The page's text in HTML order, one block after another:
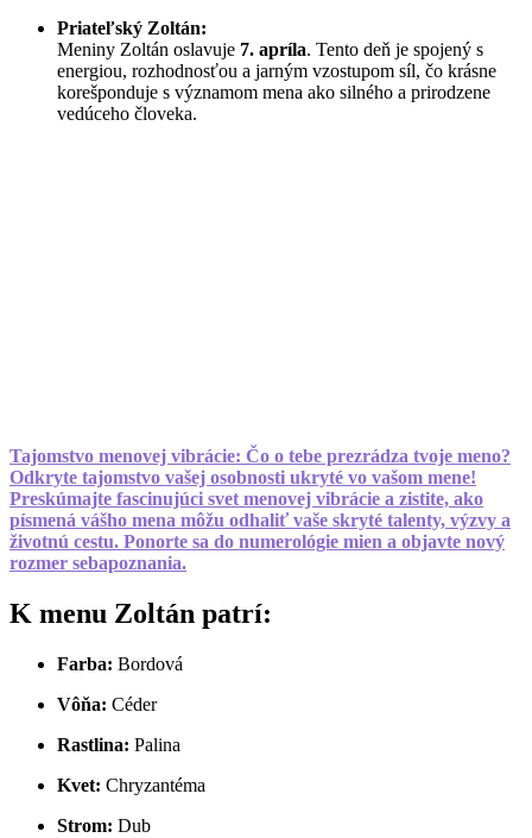
Priateľský Zoltán:
Meniny Zoltán oslavuje 7. apríla. Tento deň je spojený s
energiou, rozhodnosťou a jarným vzostupom síl, čo krásne
korešponduje s významom mena ako silného a prirodzene
vedúceho človeka.
Tajomstvo menovej vibrácie: Čo o tebe prezrádza tvoje meno?
Odkryte tajomstvo vašej osobnosti ukryté vo vašom mene!
Preskúmajte fascinujúci svet menovej vibrácie a zistite, ako
písmená vášho mena môžu odhaliť vaše skryté talenty, výzvy a
životnú cestu. Ponorte sa do numerológie mien a objavte nový
rozmer sebapoznania.
K menu Zoltán patrí:
Farba: Bordová
Vôňa: Céder
Rastlina: Palina
Kvet: Chryzantéma
Strom: Dub